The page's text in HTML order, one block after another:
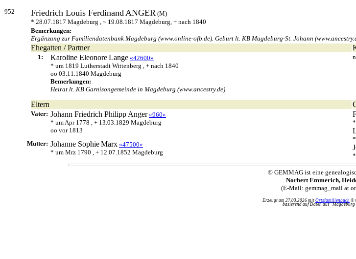
952 Friedrich Louis FerdinandANGER (M)
* 28.07.1817 Magdeburg , ~ 19.08.1817 Magdeburg, + nach 1840
Bemerkungen:
Ergänzung zur Familiendatenbank Magdeburg (www.online-ofb.de). Geburt lt. KB Magdeburg-St. Johann
Ehegatten / Partner
1: Karoline EleonoreLange «42600»
* um 1819 Lutherstadt Wittenberg , + nach 1840
oo 03.11.1840 Magdeburg
Bemerkungen:
Heirat lt. KB Garnisongemeinde in Magdeburg (www.ancestry.de).
Eltern
Vater: Johann Friedrich Philipp Anger «960»
* um Apr 1778 , + 13.03.1829 Magdeburg
oo vor 1813
*
*
*
Mutter: Johanne SophieMarx «47500»
* um Mrz 1790 , + 12.07.1852 Magdeburg
© GEMMAG ist eine
Norbert Emmerich,
(E-Mail: gemmag_mail at
Erzeugt am 27.03.2026 mit Ortsfamilienbuch ©
basierend auf Daten aus "Magdeburg